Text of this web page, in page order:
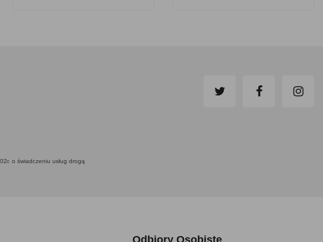
o świadczeniu usług drogą
Odbiory Osobiste